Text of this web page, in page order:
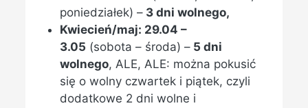
poniedziałek) – 3 dni wolnego,
Kwiecień/maj: 29.04 –
3.05 (sobota – środa) – 5 dni
wolnego, ALE, ALE: można pokusić
się o wolny czwartek i piątek, czyli
dodatkowe 2 dni wolne i